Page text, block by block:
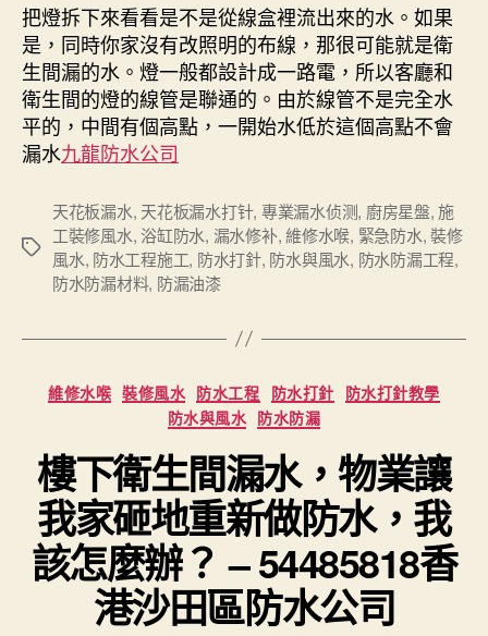
把燈拆下來看看是不是從線盒裡流出來的水。如果
是，同時你家沒有改照明的布線，那很可能就是衛
生間漏的水。燈一般都設計成一路電，所以客廳和
衛生間的燈的線管是聯通的。由於線管不是完全水
平的，中間有個高點，一開始水低於這個高點不會
漏水九龍防水公司
Tags
天花板漏水, 天花板漏水打针, 專業漏水侦测, 廚房星盤,施
工裝修風水, 浴缸防水, 漏水修补,維修水喉, 緊急防水,裝修
風水, 防水工程施工, 防水打針, 防水與風水, 防水防漏工程,
防水防漏材料, 防漏油漆
Categories
維修水喉 裝修風水 防水工程 防水打針 防水打針教學
防水與風水 防水防漏
樓下衛生間漏水，物業讓
我家砸地重新做防水，我
該怎麼辦？ – 54485818香
港沙田區防水公司